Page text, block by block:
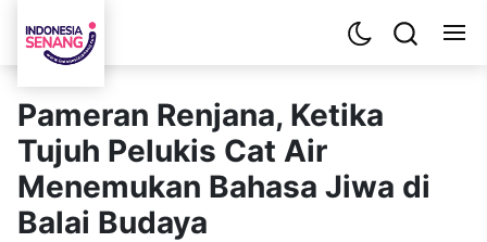
Pameran Renjana, Ketika
Tujuh Pelukis Cat Air
Menemukan Bahasa Jiwa di
Balai Budaya